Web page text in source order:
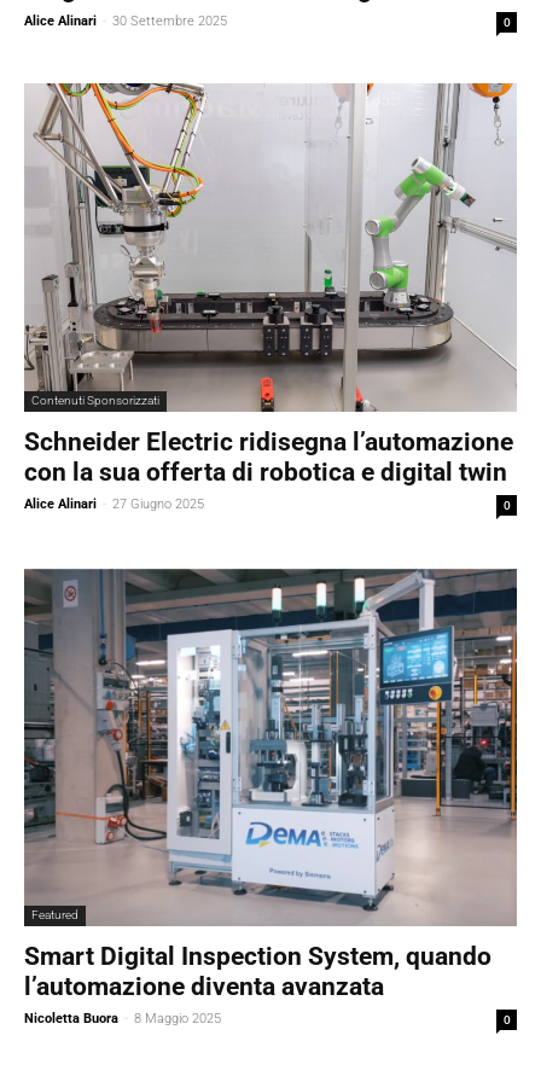
Alice Alinari - 30 Settembre 2025 0
Contenuti Sponsorizzati
Schneider Electric ridisegna l’automazione
con la sua offerta di robotica e digital twin
Alice Alinari - 27 Giugno 2025 0
Featured
Smart Digital Inspection System, quando
l’automazione diventa avanzata
Nicoletta Buora - 8 Maggio 2025 0